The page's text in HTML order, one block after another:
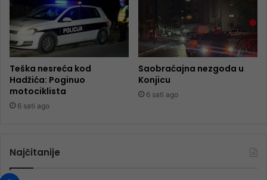
Teška nesreća kod
Hadžića: Poginuo
motociklista
6 sati ago
Saobraćajna nezgoda u
Konjicu
6 sati ago
Najčitanije